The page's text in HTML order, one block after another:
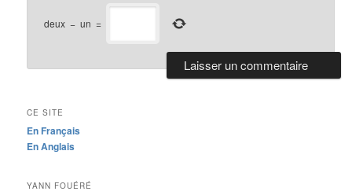
deux − un =
CE SITE
En Français
En Anglais
YANN FOUÉRÉ